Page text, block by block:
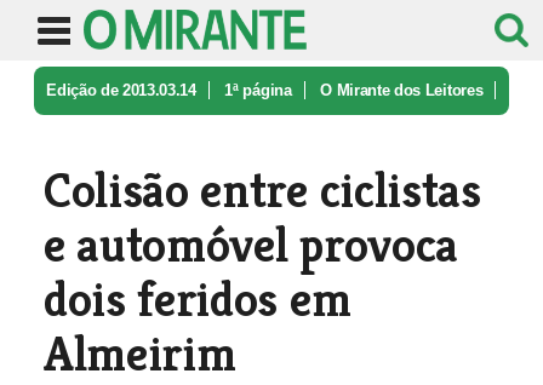
Edição de 2013.03.14 1ª página O Mirante dos Leitores
Colisão entre ciclistas
e automóvel provoca
dois feridos em
Almeirim